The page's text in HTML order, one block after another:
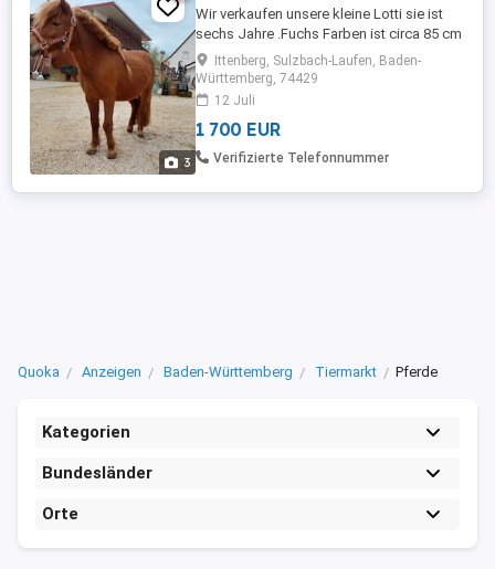
3
Wir verkaufen unsere kleine Lotti sie ist
sechs Jahre .Fuchs Farben ist circa 85 cm
groß.Wurde an der Hand mit Kindern
geritten und spazieren gegangen. Sie ist
brav kennt sämtliche Tiere ,Traktoren und
die frisch gemacht sind .Hat regelmäßig
ihre Impfung bekommen.Weitere ...
Ittenberg, Sulzbach-Laufen, Baden-
Württemberg, 74429
12 Juli
1 700 EUR
Verifizierte Telefonnummer
Quoka Anzeigen Baden-Württemberg Tiermarkt Pferde
Kategorien
Bundesländer
Orte